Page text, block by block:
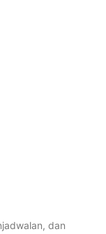
dan